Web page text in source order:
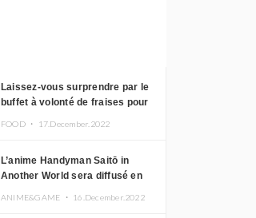
Laissez-vous surprendre par le
buffet à volonté de fraises pour
FOOD ・ 17.December.2022
L’anime Handyman Saitō in
Another World sera diffusé en
ANIME&GAME ・ 16.December.2022